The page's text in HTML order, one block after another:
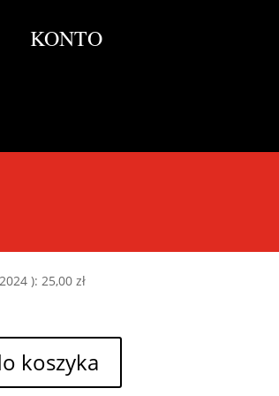
KONTO
z kampanii Baniak
):25,00zł
koszyka